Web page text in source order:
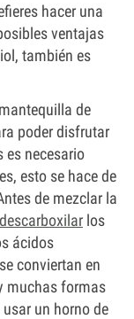
hacer una
ventajas
también es
de
poder disfrutar
es necesario
esto se hace de
de mezclar la
descarboxilar los
ácidos
conviertan en
muchas formas
un horno de